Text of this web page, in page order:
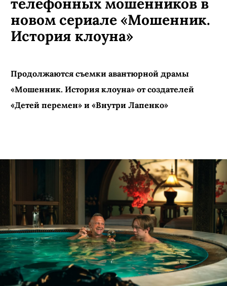
возглавил банду
телефонных мошенников в
новом сериале «Мошенник.
История клоуна»
Продолжаются съемки авантюрной драмы
«Мошенник. История клоуна» от создателей
«Детей перемен» и «Внутри Лапенко»